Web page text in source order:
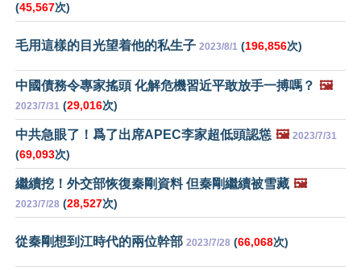
(45,567次)
毛用這樣的目光望着他的私生子 2023/8/1 (196,856次)
中國債務令專家搖頭 化解危機習近平敢放手一搏嗎？ 🖼️
2023/7/31 (29,016次)
中共急眼了！爲了出席APEC李家超低頭認慫 🖼️ 2023/7/31
(69,093次)
繼續挖！外交部恢復秦剛資料 但秦剛繼續被雪藏 🖼️
2023/7/28 (28,527次)
從秦剛想到江時代的兩位幹部 2023/7/28 (66,068次)